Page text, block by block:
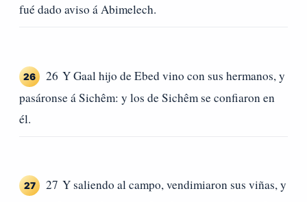
fué dado aviso á Abimelech.
26
26 Y Gaal hijo de Ebed vino con sus hermanos, y
pasáronse á Sichêm: y los de Sichêm se confiaron en
él.
27
27 Y saliendo al campo, vendimiaron sus viñas, y